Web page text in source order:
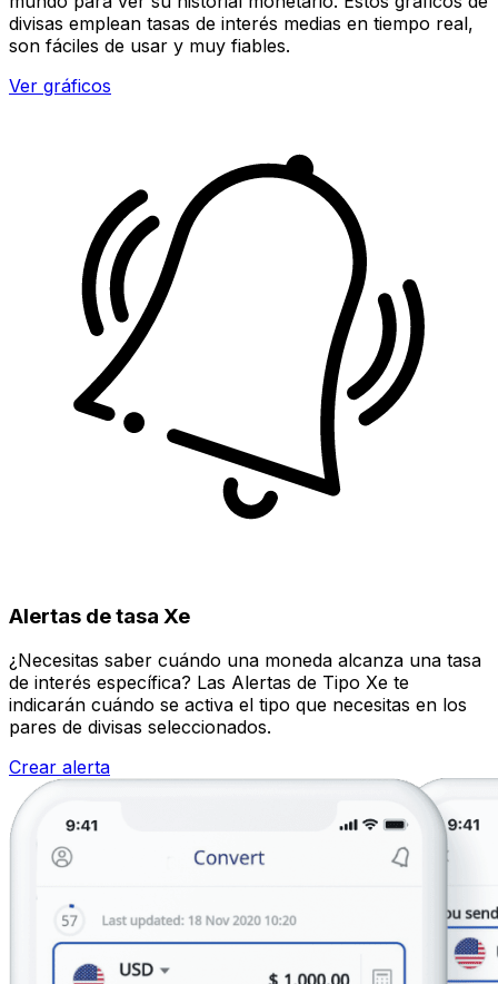
divisas emplean tasas de interés medias en tiempo real,
son fáciles de usar y muy fiables.
Ver gráficos
Alertas de tasa Xe
¿Necesitas saber cuándo una moneda alcanza una tasa
de interés específica? Las Alertas de Tipo Xe te
indicarán cuándo se activa el tipo que necesitas en los
pares de divisas seleccionados.
Crear alerta